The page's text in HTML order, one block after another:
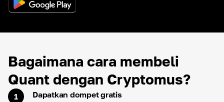
Bagaimana cara membeli
Quant dengan Cryptomus?
1
Dapatkan dompet gratis